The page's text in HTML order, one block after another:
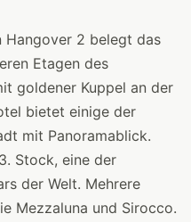
Hangover 2 belegt das
Etagen des
goldener Kuppel an der
bietet einige der
mit Panoramablick.
Stock, eine der
der Welt. Mehrere
Mezzaluna und Sirocco.